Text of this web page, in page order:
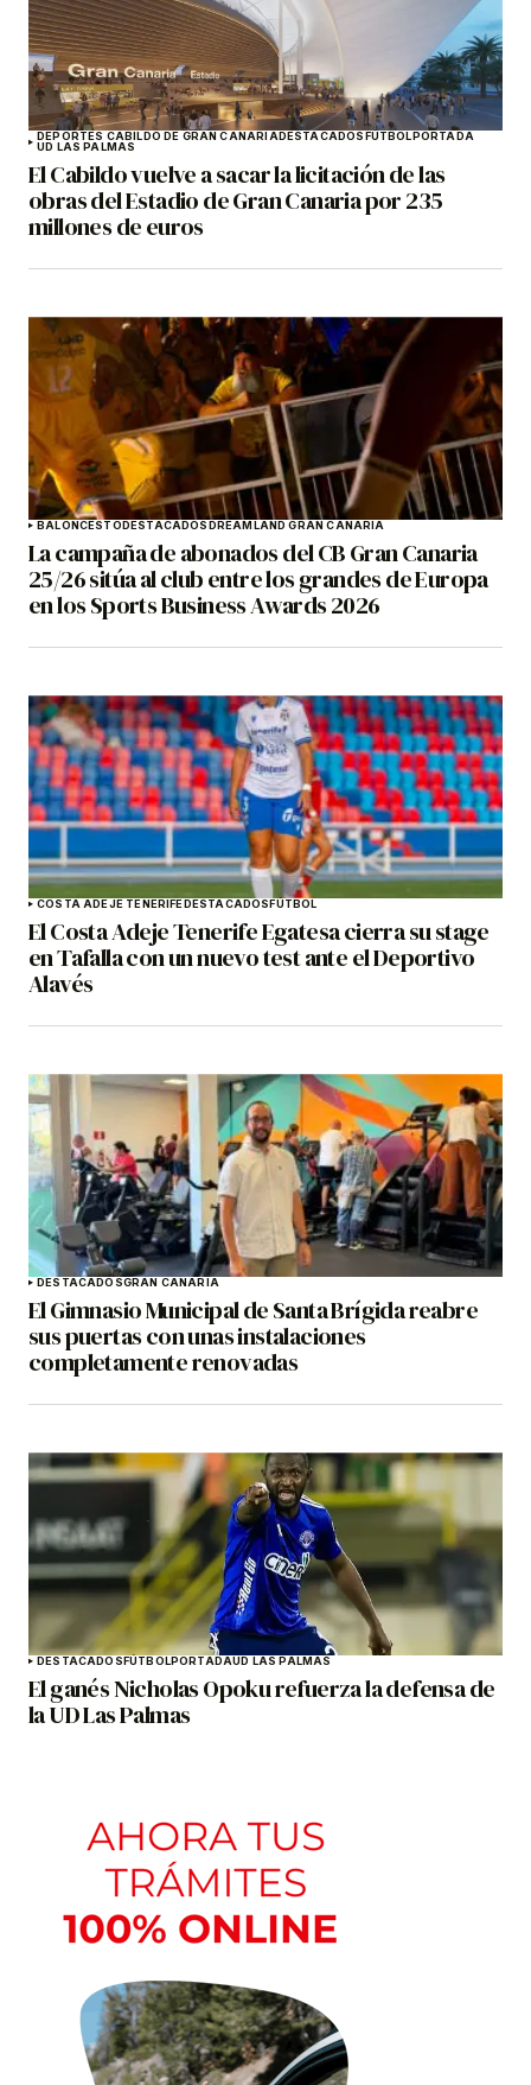
DEPORTES CABILDO DE GRAN CANARIADESTACADOSFÚTBOLPORTADA
UD LAS PALMAS
El Cabildo vuelve a sacar la licitación de las
obras del Estadio de Gran Canaria por 235
millones de euros
BALONCESTODESTACADOSDREAMLAND GRAN CANARIA
La campaña de abonados del CB Gran Canaria
25/26 sitúa al club entre los grandes de Europa
en los Sports Business Awards 2026
COSTA ADEJE TENERIFEDESTACADOSFÚTBOL
El Costa Adeje Tenerife Egatesa cierra su stage
en Tafalla con un nuevo test ante el Deportivo
Alavés
DESTACADOSGRAN CANARIA
El Gimnasio Municipal de Santa Brígida reabre
sus puertas con unas instalaciones
completamente renovadas
DESTACADOSFÚTBOLPORTADAUD LAS PALMAS
El ganés Nicholas Opoku refuerza la defensa de
la UD Las Palmas